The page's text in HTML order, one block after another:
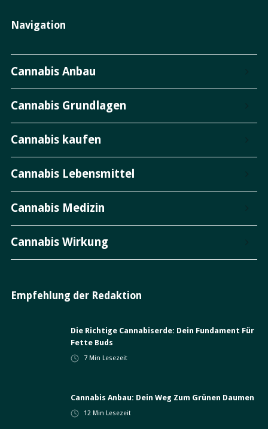
Navigation
Cannabis Anbau
Cannabis Grundlagen
Cannabis kaufen
Cannabis Lebensmittel
Cannabis Medizin
Cannabis Wirkung
Empfehlung der Redaktion
Die Richtige Cannabiserde: Dein Fundament Für
Fette Buds
7 Min Lesezeit
Cannabis Anbau: Dein Weg Zum Grünen Daumen
12 Min Lesezeit